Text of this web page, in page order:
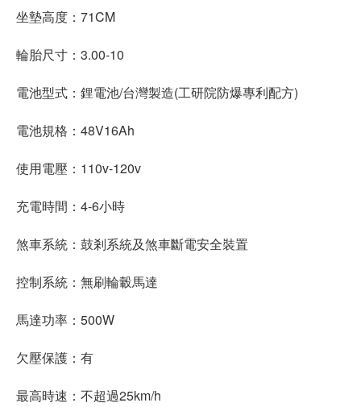
坐墊高度：71CM
輪胎尺寸：3.00-10
電池型式：鋰電池/台灣製造(工研院防爆專利配方)
電池規格：48V16Ah
使用電壓：110v-120v
充電時間：4-6小時
煞車系統：鼓剎系統及煞車斷電安全裝置
控制系統：無刷輪轂馬達
馬達功率：500W
欠壓保護：有
最高時速：不超過25km/h